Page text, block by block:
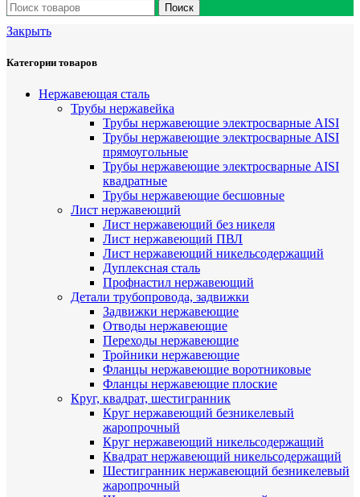
Поиск
Закрыть
Категории товаров
Нержавеющая сталь
Трубы нержавейка
Трубы нержавеющие электросварные AISI
Трубы нержавеющие электросварные AISI
прямоугольные
Трубы нержавеющие электросварные AISI
квадратные
Трубы нержавеющие бесшовные
Лист нержавеющий
Лист нержавеющий без никеля
Лист нержавеющий ПВЛ
Лист нержавеющий никельсодержащий
Дуплексная сталь
Профнастил нержавеющий
Детали трубопровода, задвижки
Задвижки нержавеющие
Отводы нержавеющие
Переходы нержавеющие
Тройники нержавеющие
Фланцы нержавеющие воротниковые
Фланцы нержавеющие плоские
Круг, квадрат, шестигранник
Круг нержавеющий безникелевый
жаропрочный
Круг нержавеющий никельсодержащий
Квадрат нержавеющий никельсодержащий
Шестигранник нержавеющий безникелевый
жаропрочный